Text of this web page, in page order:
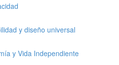
y diseño universal
y Vida Independiente